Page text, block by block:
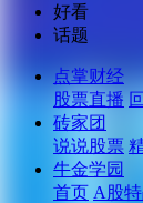
好看
话题
点掌财经
股票直播
砖家团
说说股票
牛金学园
首页 A股